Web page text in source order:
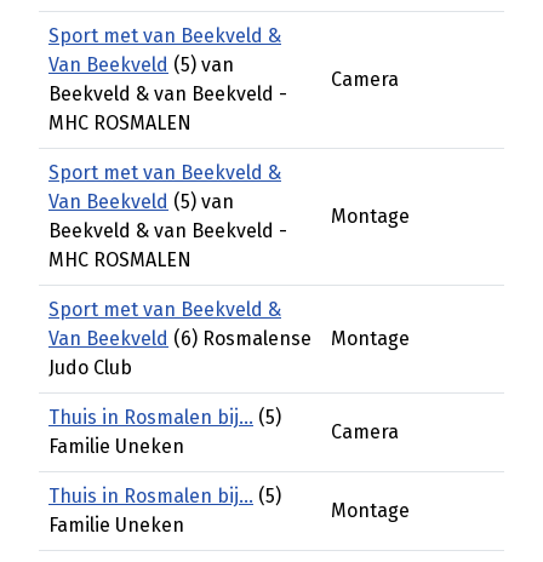
Sport met van Beekveld &
Van Beekveld (5) van
Beekveld & van Beekveld -
MHC ROSMALEN
Camera
Sport met van Beekveld &
Van Beekveld (5) van
Beekveld & van Beekveld -
MHC ROSMALEN
Montage
Sport met van Beekveld &
Van Beekveld (6) Rosmalense
Judo Club
Montage
Thuis in Rosmalen bij... (5)
Familie Uneken
Camera
Thuis in Rosmalen bij... (5)
Familie Uneken
Montage